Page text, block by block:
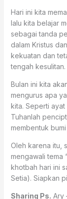
Hari ini kita
lalu kita belajar
sebagai tanda
dalam Kristus
kekuatan dan
tengah kesulitan.
Bulan ini kita
mengurus apa
kita. Seperti
Tuhanlah
membentuk
Oleh karena itu,
mengawali tema
khotbah hari ini
Setia). Siapkan
Sharing Ps. Ary